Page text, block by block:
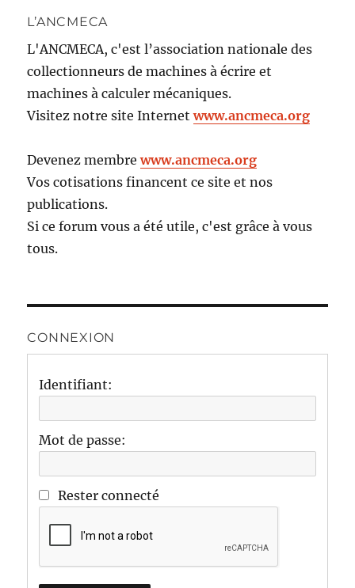
L’ANCMECA
L'ANCMECA, c'est l’association nationale des
collectionneurs de machines à écrire et
machines à calculer mécaniques.
Visitez notre site Internetwww.ancmeca.org
Devenez membrewww.ancmeca.org
Vos cotisations financent ce site et nos
publications.
Si ce forum vous a été utile, c'est grâce à vous
tous.
CONNEXION
Identifiant:
Mot de passe:
Rester connecté